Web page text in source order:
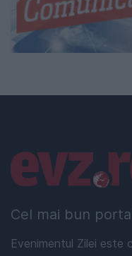
Cel mai bun
Evenimentul Zilei este
Linkuri utile